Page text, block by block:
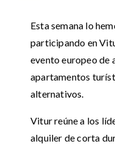
Esta semana lo
participando en
evento europeo de
apartamentos
alternativos.
Vitur reúne a los
alquiler de corta